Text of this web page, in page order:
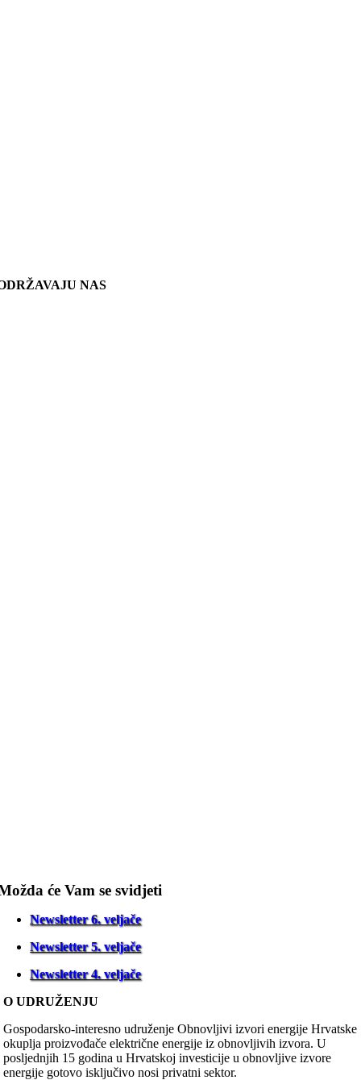
NAS
će Vam se svidjeti
Newsletter 6. veljače
Newsletter 5. veljače
Newsletter 4. veljače
O UDRUŽENJU
Gospodarsko-interesno udruženje Obnovljivi izvori energije Hrvatske
okuplja proizvođače električne energije iz obnovljivih izvora. U
posljednjih 15 godina u Hrvatskoj investicije u obnovljive izvore
energije gotovo isključivo nosi privatni sektor.